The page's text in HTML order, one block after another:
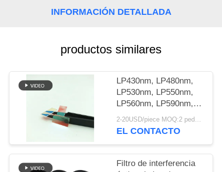
DEL
PRIVACY
POLICY
INFORMACIÓN DETALLADA
productos similares
LP430nm, LP480nm,
LP530nm, LP550nm,
LP560nm, LP590nm,
LP640nm, LP690,
LP670nm, filtro
existencia
2-20USD/piece MOQ:2 pedazos
EL CONTACTO
Filtro de interferencia